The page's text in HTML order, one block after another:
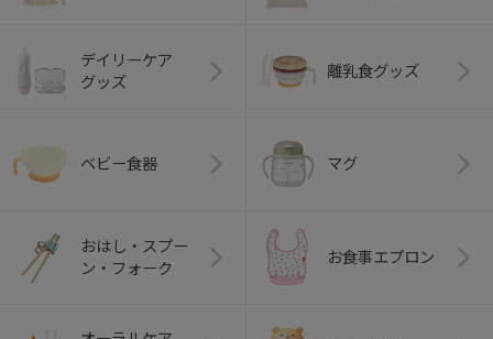
デイリーケア
グッズ
離乳食グッズ
ベビー食器 マグ
おはし・スプー
ン・フォーク
お食事エプロン